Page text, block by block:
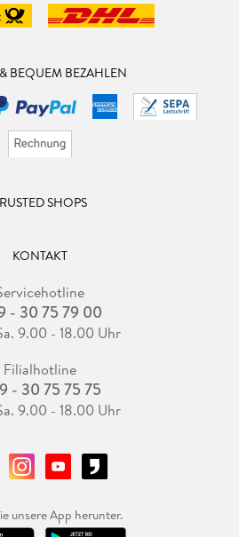
BEQUEM BEZAHLEN
SHOPS
KONTAKT
- 30 75 79 00
9.00 - 18.00 Uhr
Filialhotline
- 30 75 75 75
9.00 - 18.00 Uhr
unsere App herunter.